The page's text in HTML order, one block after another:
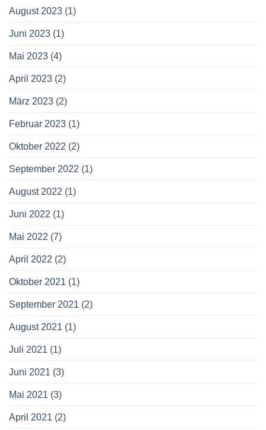
August 2023 (1)
Juni 2023 (1)
Mai 2023 (4)
April 2023 (2)
März 2023 (2)
Februar 2023 (1)
Oktober 2022 (2)
September 2022 (1)
August 2022 (1)
Juni 2022 (1)
Mai 2022 (7)
April 2022 (2)
Oktober 2021 (1)
September 2021 (2)
August 2021 (1)
Juli 2021 (1)
Juni 2021 (3)
Mai 2021 (3)
April 2021 (2)